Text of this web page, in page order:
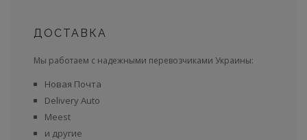
ДОСТАВКА
Мы работаем с надежными перевозчиками Украины:
Новая Почта
Delivery Auto
Meest
и другие